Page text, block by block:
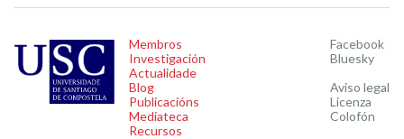
Membros
Investigación
Actualidade
Blog
Publicacións
Mediateca
Recursos
Facebook
Bluesky
Aviso legal
Licenza
Colofón